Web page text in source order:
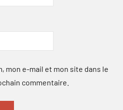
mon e-mail et mon site dans le
commentaire.